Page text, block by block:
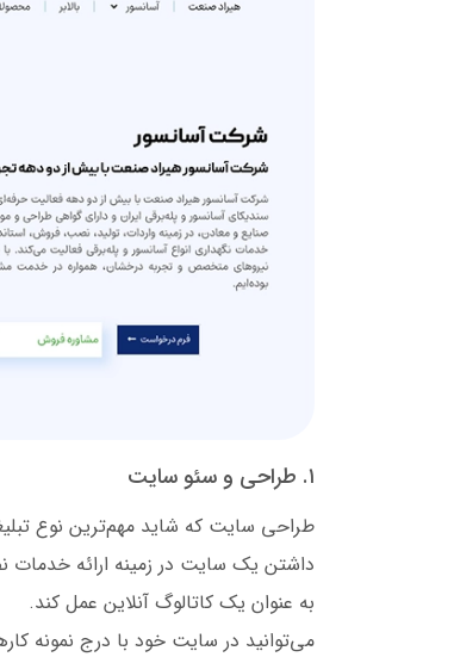
۱. طراحی و سئو سایت
طراحی سایت که شاید مهم‌ترین نوع
داشتن یک سایت در زمینه ارائه خدمات
به عنوان یک کاتالوگ آنلاین عمل کند.
می‌توانید در سایت خود با درج نمونه